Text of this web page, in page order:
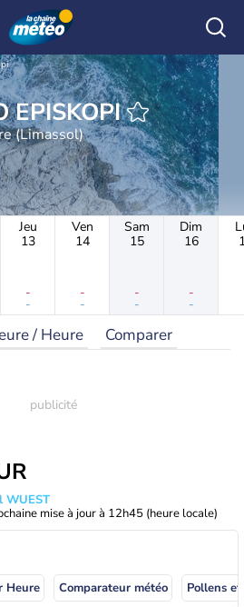
METEO EPISKOPI
(Limassol)
Jeu
13
-
-
Ven
14
-
-
Sam
15
-
-
Dim
16
-
-
/ Heure Comparer
WUEST
mise à jour à 12h45 (heure locale)
Heure Comparateur météo Pollens